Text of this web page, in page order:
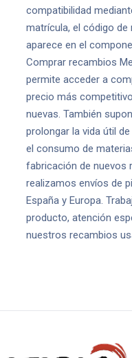
compatibilidad
matrícula, el código
aparece en el
Comprar recambios
permite acceder a
precio más
nuevas. También
prolongar la vida útil
el consumo de
fabricación de nuevos
realizamos envíos de
España y Europa.
producto, atención
nuestros recambios